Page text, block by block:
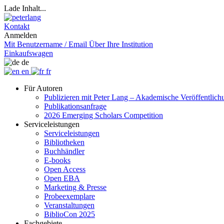
Lade Inhalt...
Kontakt
Anmelden
Mit Benutzername / Email Über Ihre Institution
Einkaufswagen
de
en
fr
Für Autoren
Publizieren mit Peter Lang – Akademische
Publikationsanfrage
2026 Emerging Scholars Competition
Serviceleistungen
Serviceleistungen
Bibliotheken
Buchhändler
E-books
Open Access
Open EBA
Marketing & Presse
Probeexemplare
Veranstaltungen
BiblioCon 2025